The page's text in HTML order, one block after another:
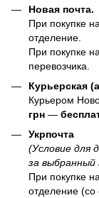
Новая почта.
При покупке
отделение.
При покупке
перевозчика.
Курьерская
Курьером
грн —
Укрпочта
(Условие для
за выбранный
При покупке
отделение